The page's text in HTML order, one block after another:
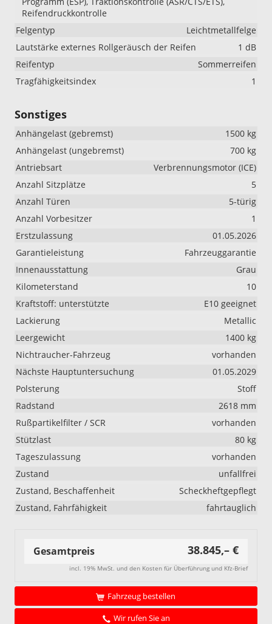
Reifendruckkontrolle
Felgentyp
Leichtmetallfelge
Lautstärke externes Rollgeräusch der Reifen
1 dB
Reifentyp
Sommerreifen
Tragfähigkeitsindex
1
Sonstiges
Anhängelast (gebremst)
1500 kg
Anhängelast (ungebremst)
700 kg
Antriebsart
Verbrennungsmotor (ICE)
Anzahl Sitzplätze
5
Anzahl Türen
5-türig
Anzahl Vorbesitzer
1
Erstzulassung
01.05.2026
Garantieleistung
Fahrzeuggarantie
Innenausstattung
Grau
Kilometerstand
10
Kraftstoff: unterstützte
E10 geeignet
Lackierung
Metallic
Leergewicht
1400 kg
Nichtraucher-Fahrzeug
vorhanden
Nächste Hauptuntersuchung
01.05.2029
Polsterung
Stoff
Radstand
2618 mm
Rußpartikelfilter / SCR
vorhanden
Stützlast
80 kg
Tageszulassung
vorhanden
Zustand
unfallfrei
Zustand, Beschaffenheit
Scheckheftgepflegt
Zustand, Fahrfähigkeit
fahrtauglich
Gesamtpreis 38.845,– €
incl. 19% MwSt. und den Kosten für Überführung und Kfz-Brief
Fahrzeug bestellen
Wir rufen Sie an